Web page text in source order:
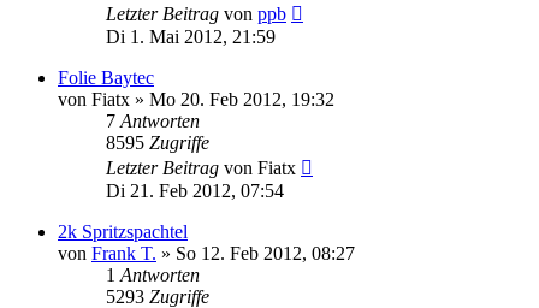
Letzter Beitrag von ppb
Di 1. Mai 2012, 21:59
Folie Baytec
von Fiatx » Mo 20. Feb 2012, 19:32
7 Antworten
8595 Zugriffe
Letzter Beitrag von Fiatx
Di 21. Feb 2012, 07:54
2k Spritzspachtel
von Frank T. » So 12. Feb 2012, 08:27
1 Antworten
5293 Zugriffe